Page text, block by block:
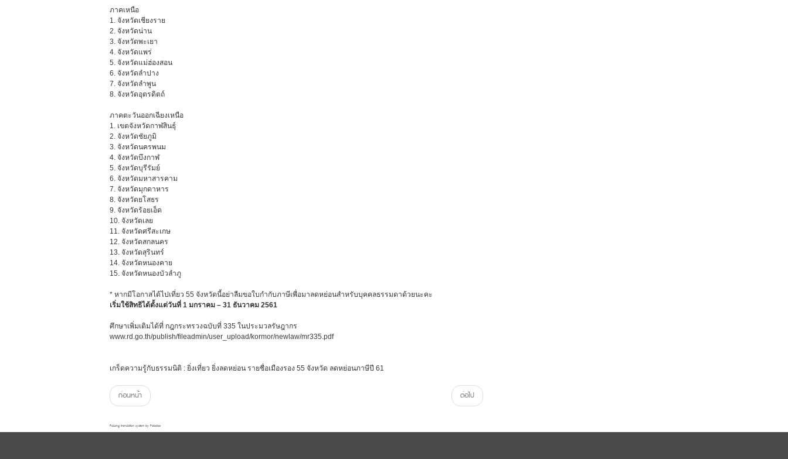
ภาคเหนือ
1. จังหวัดเชียงราย
2. จังหวัดน่าน
3. จังหวัดพะเยา
4. จังหวัดแพร่
5. จังหวัดแม่ฮ่องสอน
6. จังหวัดลําปาง
7. จังหวัดลําพูน
8. จังหวัดอุตรดิตถ์
ภาคตะวันออกเฉียงเหนือ
1. เขตจังหวัดกาฬสินธุ์
2. จังหวัดชัยภูมิ
3. จังหวัดนครพนม
4. จังหวัดบึงกาฬ
5. จังหวัดบุรีรัมย์
6. จังหวัดมหาสารคาม
7. จังหวัดมุกดาหาร
8. จังหวัดยโสธร
9. จังหวัดร้อยเอ็ด
10. จังหวัดเลย
11. จังหวัดศรีสะเกษ
12. จังหวัดสกลนคร
13. จังหวัดสุรินทร์
14. จังหวัดหนองคาย
15. จังหวัดหนองบัวลําภู
* หากมีโอกาสได้ไปเที่ยว 55 จังหวัดนี้อย่าลืมขอใบกำกับภาษีเพื่อมาลดหย่อนสำหรับบุคคลธรรมดาด้วยนะคะ
เริ่มใช้สิทธิได้ตั้งแต่วันที่ 1 มกราคม – 31 ธันวาคม 2561
ศึกษาเพิ่มเติมได้ที่ กฎกระทรวงฉบับที่ 335 ในประมวลรัษฎากร
www.rd.go.th/publish/fileadmin/user_upload/kormor/newlaw/mr335.pdf
เกร็ดความรู้กับธรรมนิติ : ยิ่งเที่ยว ยิ่งลดหย่อน รายชื่อเมืองรอง 55 จังหวัด ลดหย่อนภาษีปี 61
ก่อนหน้า ต่อไป
FaLang translation system by Faboba